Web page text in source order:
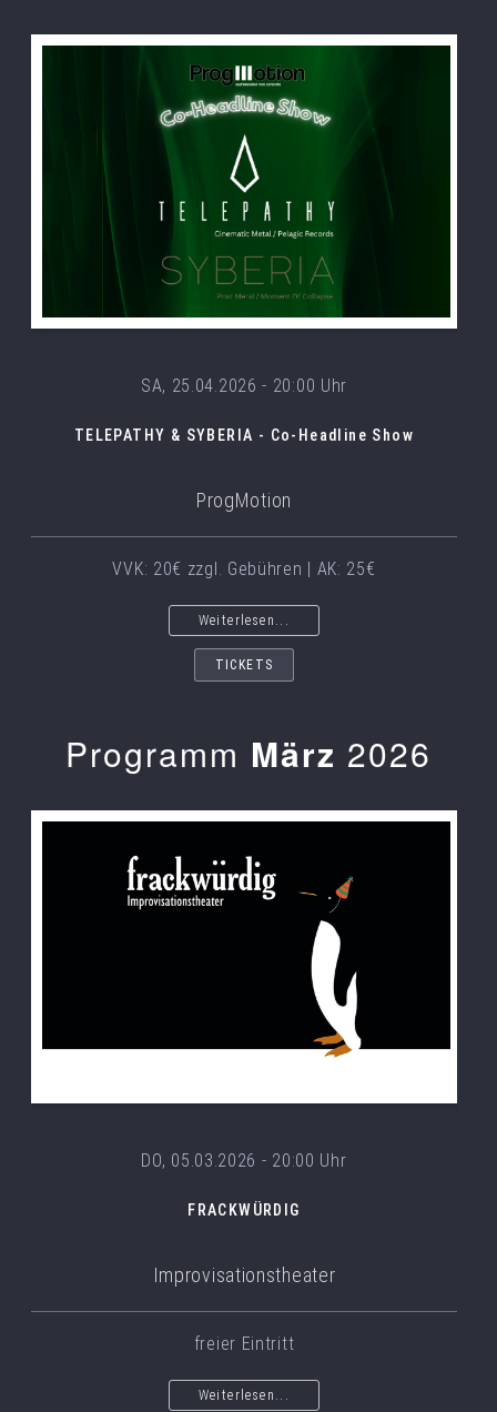
SA, 25.04.2026 - 20:00 Uhr
TELEPATHY & SYBERIA - Co-Headline Show
ProgMotion
VVK: 20€ zzgl. Gebühren | AK: 25€
Weiterlesen...
TICKETS
Programm März 2026
DO, 05.03.2026 - 20:00 Uhr
FRACKWÜRDIG
Improvisationstheater
freier Eintritt
Weiterlesen...